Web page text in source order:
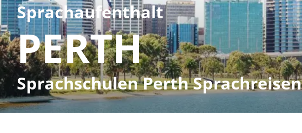
Sprachaufenthalt
PERTH
Sprachschulen Perth Sprachreisen